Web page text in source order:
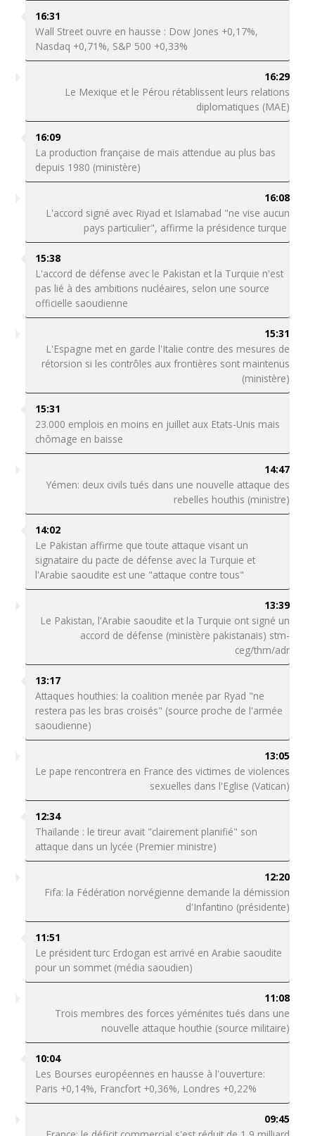
16:31
Wall Street ouvre en hausse : Dow Jones +0,17%,
Nasdaq +0,71%, S&P 500 +0,33%
16:29
Le Mexique et le Pérou rétablissent leurs relations
diplomatiques (MAE)
16:09
La production française de maïs attendue au plus bas
depuis 1980 (ministère)
16:08
L'accord signé avec Riyad et Islamabad "ne vise aucun
pays particulier", affirme la présidence turque
15:38
L'accord de défense avec le Pakistan et la Turquie n'est
pas lié à des ambitions nucléaires, selon une source
officielle saoudienne
15:31
L'Espagne met en garde l'Italie contre des mesures de
rétorsion si les contrôles aux frontières sont maintenus
(ministère)
15:31
23.000 emplois en moins en juillet aux Etats-Unis mais
chômage en baisse
14:47
Yémen: deux civils tués dans une nouvelle attaque des
rebelles houthis (ministre)
14:02
Le Pakistan affirme que toute attaque visant un
signataire du pacte de défense avec la Turquie et
l'Arabie saoudite est une "attaque contre tous"
13:39
Le Pakistan, l'Arabie saoudite et la Turquie ont signé un
accord de défense (ministère pakistanais) stm-
ceg/thm/adr
13:17
Attaques houthies: la coalition menée par Ryad "ne
restera pas les bras croisés" (source proche de l'armée
saoudienne)
13:05
Le pape rencontrera en France des victimes de violences
sexuelles dans l'Eglise (Vatican)
12:34
Thaïlande : le tireur avait "clairement planifié" son
attaque dans un lycée (Premier ministre)
12:20
Fifa: la Fédération norvégienne demande la démission
d'Infantino (présidente)
11:51
Le président turc Erdogan est arrivé en Arabie saoudite
pour un sommet (média saoudien)
11:08
Trois membres des forces yéménites tués dans une
nouvelle attaque houthie (source militaire)
10:04
Les Bourses européennes en hausse à l'ouverture:
Paris +0,14%, Francfort +0,36%, Londres +0,22%
09:45